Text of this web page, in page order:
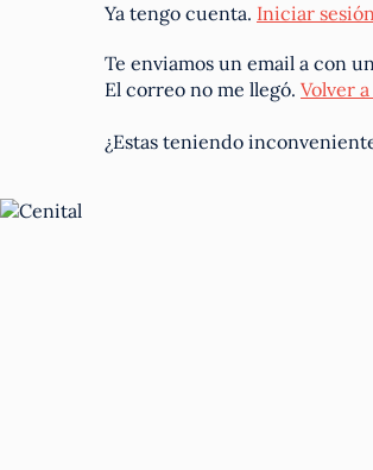
Ya tengo cuenta. Iniciar
Te enviamos un email a con
El correo no me llegó. Volver
¿Estas teniendo